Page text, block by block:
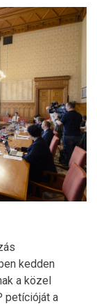
kedden
a közel
petícióját a